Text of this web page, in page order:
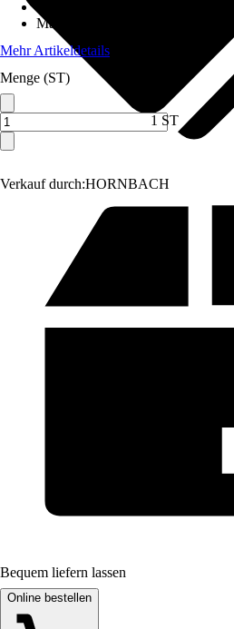
Verkauf durch:HORNBACH
Material
Mehr Artikeldetails
Menge (ST)
1 ST
Bequem liefern lassen
Online bestellen